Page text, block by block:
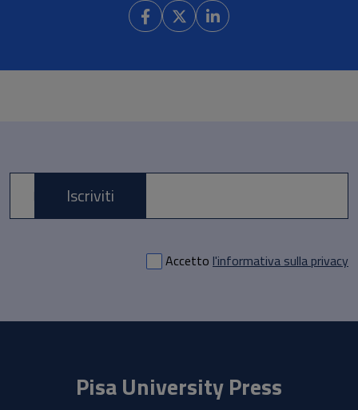
E-mail *
Accetto l'informativa sulla privacy
Iscriviti
Pisa University Press